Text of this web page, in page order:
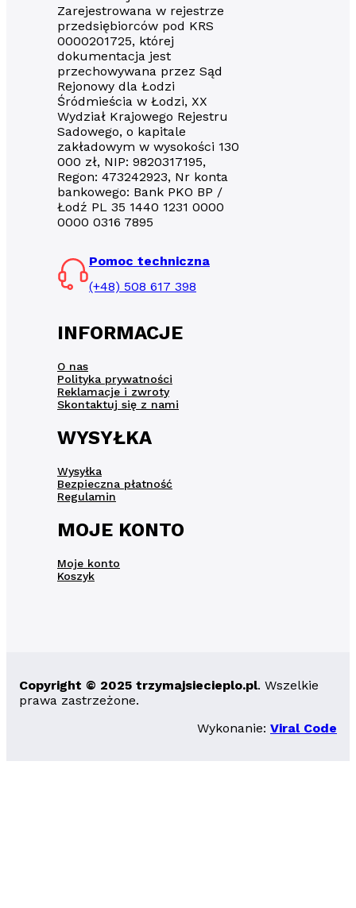
Zarejestrowana w rejestrze
przedsiębiorców pod KRS
0000201725, której
dokumentacja jest
przechowywana przez Sąd
Rejonowy dla Łodzi
Śródmieścia w Łodzi, XX
Wydział Krajowego Rejestru
Sadowego, o kapitale
zakładowym w wysokości 130
000 zł, NIP: 9820317195,
Regon: 473242923, Nr konta
bankowego: Bank PKO BP /
Łodź PL 35 1440 1231 0000
0000 0316 7895
Pomoc techniczna
(+48) 508 617 398
INFORMACJE
O nas
Polityka prywatności
Reklamacje i zwroty
Skontaktuj się z nami
WYSYŁKA
Wysyłka
Bezpieczna płatność
Regulamin
MOJE KONTO
Moje konto
Koszyk
Copyright © 2025 trzymajsiecieplo.pl. Wszelkie
prawa zastrzeżone.
Wykonanie: Viral Code